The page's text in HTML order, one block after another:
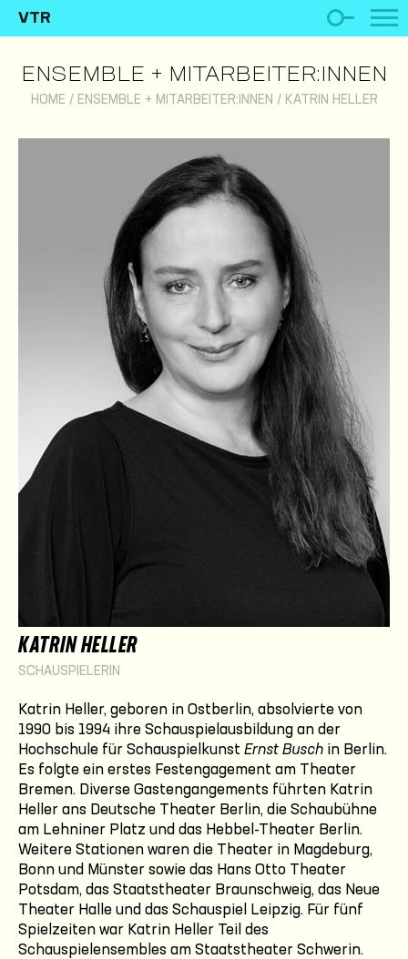
VTR
ENSEMBLE + MITARBEITER:INNEN
HOME / ENSEMBLE + MITARBEITER:INNEN / KATRIN HELLER
KATRIN HELLER
SCHAUSPIELERIN
Katrin Heller, geboren in Ostberlin, absolvierte von
1990 bis 1994 ihre Schauspielausbildung an der
Hochschule für Schauspielkunst Ernst Busch in Berlin.
Es folgte ein erstes Festengagement am Theater
Bremen. Diverse Gastengangements führten Katrin
Heller ans Deutsche Theater Berlin, die Schaubühne
am Lehniner Platz und das Hebbel-Theater Berlin.
Weitere Stationen waren die Theater in Magdeburg,
Bonn und Münster sowie das Hans Otto Theater
Potsdam, das Staatstheater Braunschweig, das Neue
Theater Halle und das Schauspiel Leipzig. Für fünf
Spielzeiten war Katrin Heller Teil des
Schauspielensembles am Staatstheater Schwerin.